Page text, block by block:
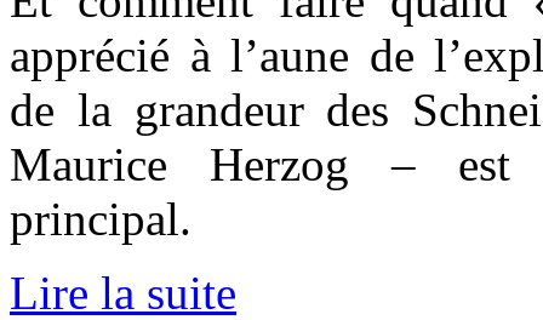
apprécié à l’aune de
de la grandeur des
Maurice Herzog – est
principal.
Lire la suite